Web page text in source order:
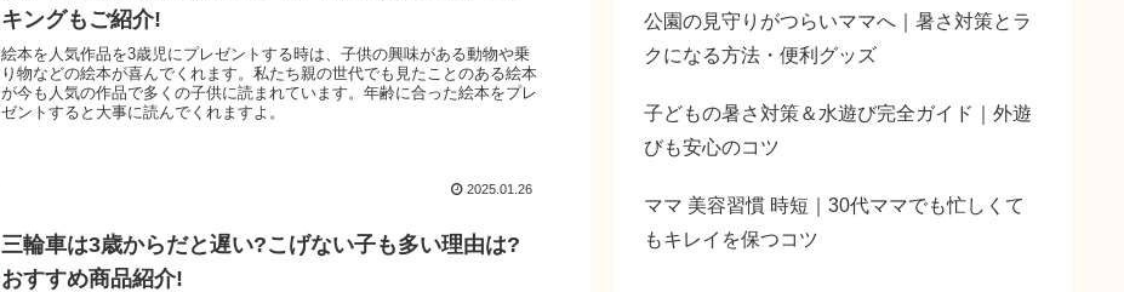
キングもご紹介!
絵本を人気作品を3歳児にプレゼントする時は、子供の興味がある動物や乗
り物などの絵本が喜んでくれます。私たち親の世代でも見たことのある絵本
が今も人気の作品で多くの子供に読まれています。年齢に合った絵本をプレ
ゼントすると大事に読んでくれますよ。
2025.01.26
三輪車は3歳からだと遅い?こげない子も多い理由は?
おすすめ商品紹介!
公園の見守りがつらいママへ｜暑さ対策とラ
クになる方法・便利グッズ
子どもの暑さ対策＆水遊び完全ガイド｜外遊
びも安心のコツ
ママ 美容習慣 時短｜30代ママでも忙しくて
もキレイを保つコツ